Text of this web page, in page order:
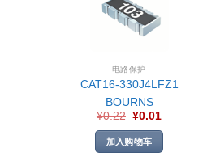
电路保护
CAT16-330J4LFZ1
BOURNS
¥0.22 ¥0.01
加入购物车